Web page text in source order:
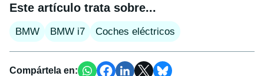
Este artículo trata sobre...
BMW BMW i7 Coches eléctricos
Compártela en: